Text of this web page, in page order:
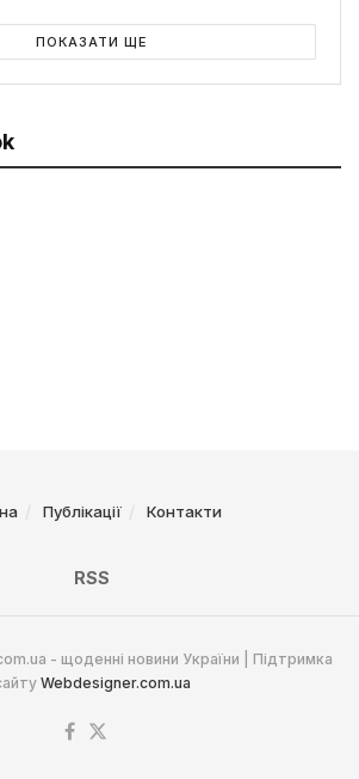
ПОКАЗАТИ ЩЕ
Публікації Контакти
RSS
- щоденні новини України | Підтримка
Webdesigner.com.ua